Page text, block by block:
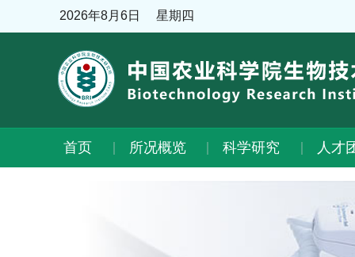
2026年8月6日 星期四
首页 所况概览 科学研究 人才